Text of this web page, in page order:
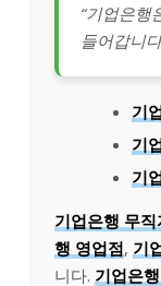
“기업은행
들어갑니
기
기
기
기업은행 무
행 영업점, 기
니다. 기업은